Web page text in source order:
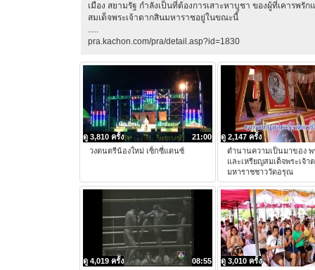
เมือง สยามรัฐ กำลังเป็นที่ต้องการเสาะหาบูชา ของผู้ที่เคารพรั
สมเด็จพระเจ้าตากสินมหาราชอยู่ในขณะนี้
.....
pra.kachon.com/pra/detail.asp?id=1830
21:00
ดู 3,810 ครั้ง
วงดนตรีน้องใหม่ เซ็กซี่แดนซ์
ดู 2,147 ครั้ง
ตำนานความเป็นมาของ พ
และเหรียญสมเด็จพระเจ้า
มหาราชชาววัดอรุณ
08:55
ดู 4,019 ครั้ง
ดู 3,010 ครั้ง